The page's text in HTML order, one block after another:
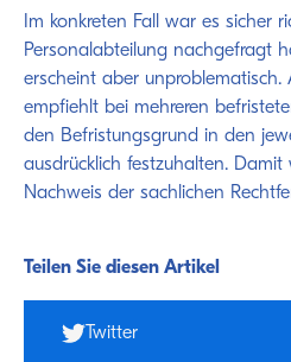
Im konkreten Fall war es sicher
Personalabteilung nachgefragt
erscheint aber unproblematisch.
empfiehlt bei mehreren
den Befristungsgrund in den
ausdrücklich festzuhalten. Damit
Nachweis der sachlichen
Teilen Sie diesen Artikel
Twitter